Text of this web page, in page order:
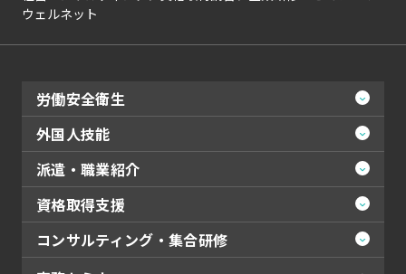
ウェルネット
労働安全衛生
外国人技能
派遣・職業紹介
資格取得支援
コンサルティング・集合研修